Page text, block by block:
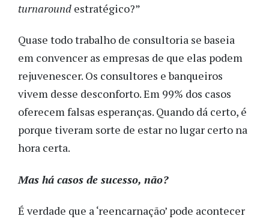
turnaround estratégico?”
Quase todo trabalho de consultoria se baseia
em convencer as empresas de que elas podem
rejuvenescer. Os consultores e banqueiros
vivem desse desconforto. Em 99% dos casos
oferecem falsas esperanças. Quando dá certo, é
porque tiveram sorte de estar no lugar certo na
hora certa.
Mas há casos de sucesso, não?
É verdade que a ‘reencarnação’ pode acontecer